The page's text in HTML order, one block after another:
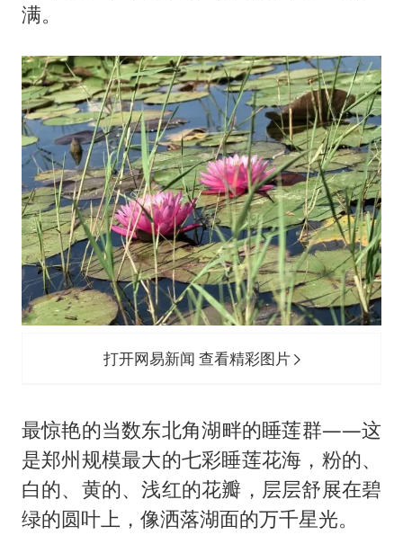
满。
打开网易新闻 查看精彩图片
最惊艳的当数东北角湖畔的睡莲群——这
是郑州规模最大的七彩睡莲花海，粉的、
白的、黄的、浅红的花瓣，层层舒展在碧
绿的圆叶上，像洒落湖面的万千星光。